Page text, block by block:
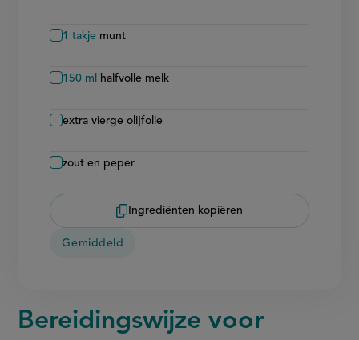
1 takje munt
150 ml halfvolle melk
extra vierge olijfolie
zout en peper
Ingrediënten kopiëren
Gemiddeld
Bereidingswijze voor